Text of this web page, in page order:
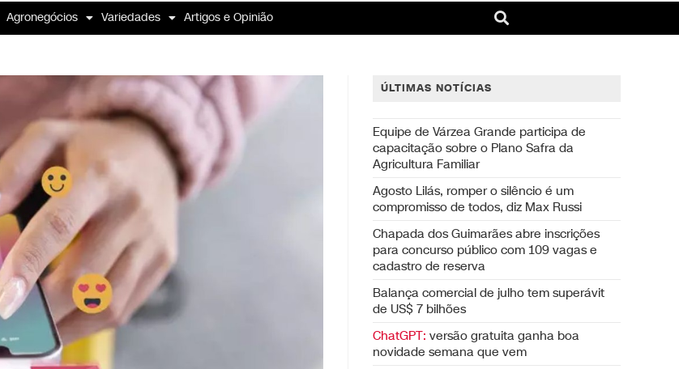
Agronegócios Variedades Artigos e Opinião
ÚLTIMAS NOTÍCIAS
Equipe de Várzea Grande participa de
capacitação sobre o Plano Safra da
Agricultura Familiar
Agosto Lilás, romper o silêncio é um
compromisso de todos, diz Max Russi
Chapada dos Guimarães abre inscrições
para concurso público com 109 vagas e
cadastro de reserva
Balança comercial de julho tem superávit
de US$ 7 bilhões
ChatGPT: versão gratuita ganha boa
novidade semana que vem